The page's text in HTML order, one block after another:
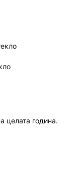
целата година.